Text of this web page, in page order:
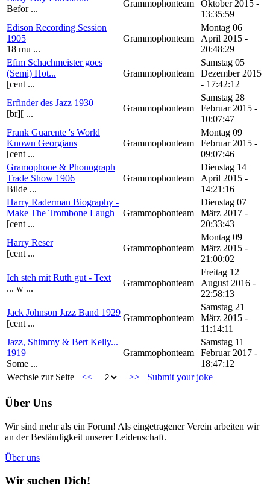
Befor ...
Grammophonteam
Oktober 2015 -
13:35:59
Edison Recording Session
1905
18 mu ...
Grammophonteam
Montag 06
April 2015 -
20:48:29
Efim Schachmeister goes
(Semi) Hot...
[cent ...
Grammophonteam
Samstag 05
Dezember 2015
- 17:42:12
Erfinder des Jazz 1930
[br][ ...
Grammophonteam
Samstag 28
Februar 2015 -
10:07:47
Frank Guarente 's World
Known Georgians
[cent ...
Grammophonteam
Montag 09
Februar 2015 -
09:07:46
Gramophone & Phonograph
Trade Show 1906
Bilde ...
Grammophonteam
Dienstag 14
April 2015 -
14:21:16
Harry Raderman Biography -
Make The Trombone Laugh
[cent ...
Grammophonteam
Dienstag 07
März 2017 -
20:33:43
Harry Reser
[cent ...
Grammophonteam
Montag 09
März 2015 -
21:00:02
Ich steh mit Ruth gut - Text
... w ...
Grammophonteam
Freitag 12
August 2016 -
22:58:13
Jack Johnson Jazz Band 1929
[cent ...
Grammophonteam
Samstag 21
März 2015 -
11:14:11
Jazz, Shimmy & Bert Kelly...
1919
Some ...
Grammophonteam
Samstag 11
Februar 2017 -
18:47:12
Wechsle zur Seite
<< >> Submit your joke
Über Uns
Wir sind mehr als ein Forum! Als eingetragener Verein arbeiten wir
an der Beständigkeit unserer Leidenschaft.
Über uns
Wir suchen Dich!